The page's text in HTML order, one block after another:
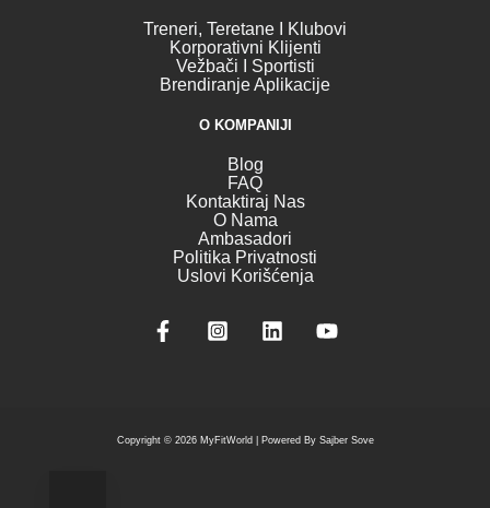
Treneri, Teretane I Klubovi
Korporativni Klijenti
Vežbači I Sportisti
Brendiranje Aplikacije
O KOMPANIJI
Blog
FAQ
Kontaktiraj Nas
O Nama
Ambasadori
Politika Privatnosti
Uslovi Korišćenja
Copyright © 2026 MyFitWorld | Powered By Sajber Sove